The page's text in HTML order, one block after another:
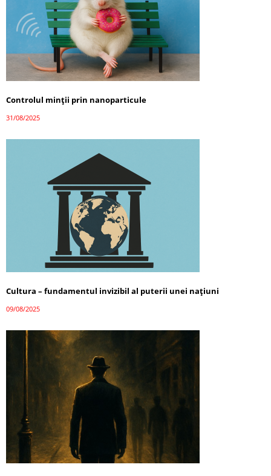
Controlul minții prin nanoparticule
31/08/2025
Cultura – fundamentul invizibil al puterii unei națiuni
09/08/2025